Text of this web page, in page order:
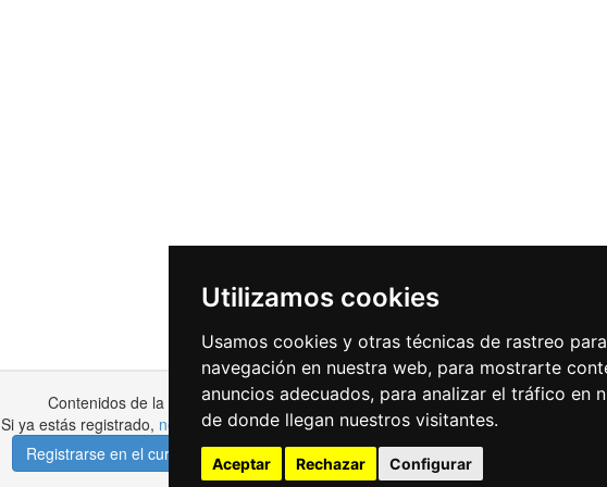
Utilizamos cookies
Usamos cookies y otras técnicas de rastreo
navegación en nuestra web, para mostrarte
anuncios adecuados, para analizar el tráfico en
de donde llegan nuestros visitantes.
Aceptar Rechazar Configurar
Contenidos de la clase bloqueados
Si ya estás registrado, necesitarás iniciar sesión.
Registrarse en el curso para desbloquear